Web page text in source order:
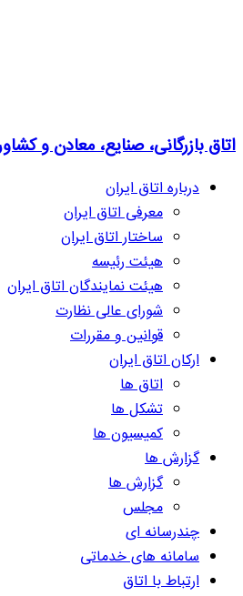
اتاق بازرگانی، صنایع، معادن و
درباره اتاق ایران
معرفی اتاق ایران
ساختار اتاق ایران
هیئت رئیسه
هیئت نمایندگان اتاق ایران
شورای عالی نظارت
قوانین و مقررات
ارکان اتاق ایران
اتاق ها
تشکل ها
کمیسیون ها
گزارش ها
گزارش ها
مجلس
چندرسانه ای
سامانه های خدماتی
ارتباط با اتاق